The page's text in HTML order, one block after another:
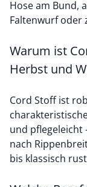
Hose am Bund,
Faltenwurf oder
Warum ist
Herbst und
Cord Stoff ist
und pflegeleicht
nach
bis klassisch